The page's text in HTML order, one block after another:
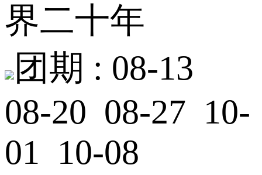
界二十年
团期 : 08-13
08-20 08-27 10-
01 10-08